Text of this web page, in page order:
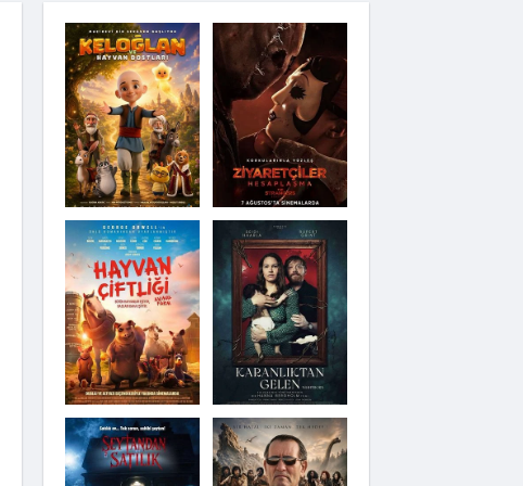
Hayvan Çiftliği
Karanlıktan Gelen
Şeytandan Satılık
Kozalak Devri
Moana